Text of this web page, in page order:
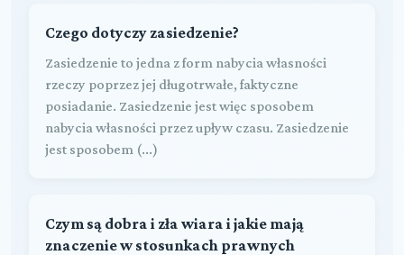
Czego dotyczy zasiedzenie?
Zasiedzenie to jedna z form nabycia własności
rzeczy poprzez jej długotrwałe, faktyczne
posiadanie. Zasiedzenie jest więc sposobem
nabycia własności przez upływ czasu. Zasiedzenie
jest sposobem (...)
Czym są dobra i zła wiara i jakie mają
znaczenie w stosunkach prawnych